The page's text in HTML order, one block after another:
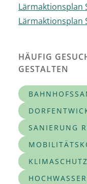
Lärmaktionsplan
Lärmaktionsplan
HÄUFIG
GESTALTEN
SANIERUNG